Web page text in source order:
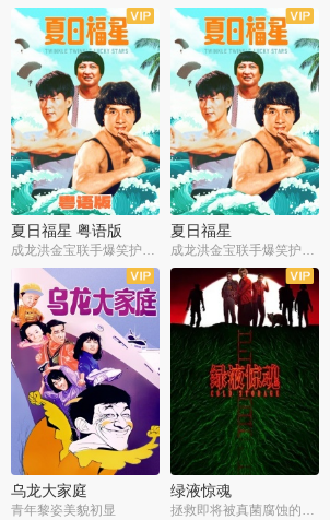
夏日福星 粤语版
成龙洪金宝联手爆笑护美女
夏日福星
成龙洪金宝联手爆笑护美女
乌龙大家庭
青年黎姿美貌初显
绿液惊魂
拯救即将被真菌腐蚀的世界